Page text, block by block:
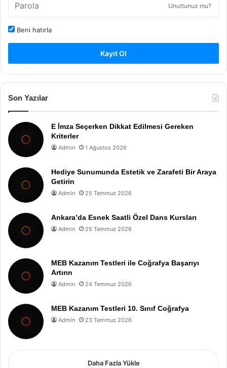
Unuttunuz mu?
Beni hatırla
Kayıt Ol
Son Yazılar
E İmza Seçerken Dikkat Edilmesi Gereken
Kriterler
Admin 1 Ağustos 2026
Hediye Sunumunda Estetik ve Zarafeti Bir Araya
Getirin
Admin 25 Temmuz 2026
Ankara’da Esnek Saatli Özel Dans Kursları
Admin 25 Temmuz 2026
MEB Kazanım Testleri ile Coğrafya Başarıyı
Artırın
Admin 24 Temmuz 2026
MEB Kazanım Testleri 10. Sınıf Coğrafya
Admin 23 Temmuz 2026
Daha Fazla Yükle